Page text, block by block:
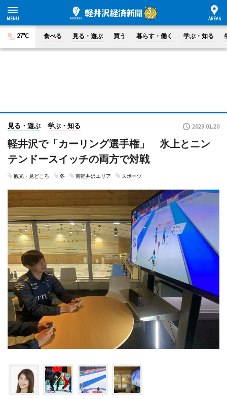
27°C 食べる 見る・遊ぶ 買う 暮らす・働く 学ぶ・知る
見る・遊ぶ 学ぶ・知る 2023.01.20
軽井沢で「カーリング選手権」 氷上とニン
テンドースイッチの両方で対戦
観光・見どころ 冬 南軽井沢エリア スポーツ